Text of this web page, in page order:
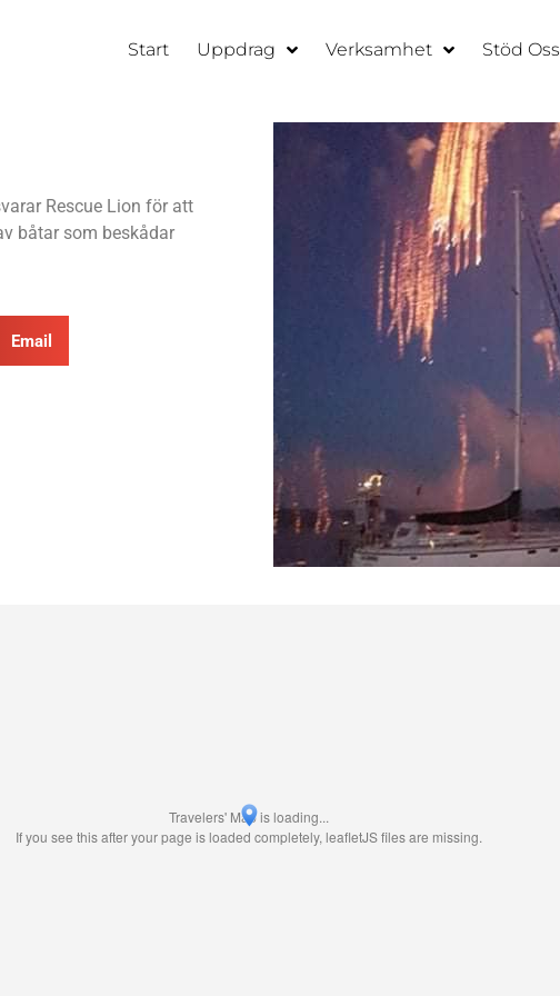
Start Uppdrag Verksamhet Stöd Oss
Rescue Lion för att
båtar som beskådar
Email
Travelers' Map is loading...
If you see this after your page is loaded completely, leafletJS files are missing.